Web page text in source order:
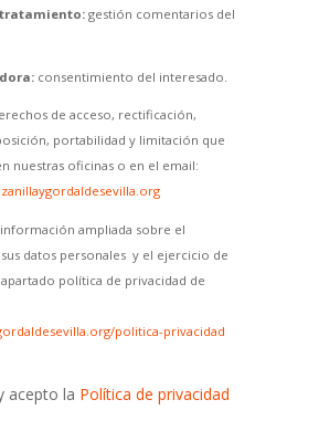
gestión comentarios del
consentimiento del interesado.
de acceso, rectificación,
portabilidad y limitación que
nuestras oficinas o en el email:
ampliada sobre el
datos personales y el ejercicio de
política de privacidad de
politica-privacidad
acepto la Política de privacidad